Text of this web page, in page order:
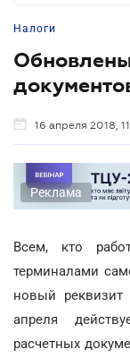
Налоги
16 апреля 2018,
Реклама
Всем, кто
терминалами
новый
апреля
расчетных